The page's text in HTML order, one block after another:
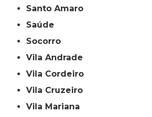
Santo Amaro
Saúde
Socorro
Vila Andrade
Vila Cordeiro
Vila Cruzeiro
Vila Mariana